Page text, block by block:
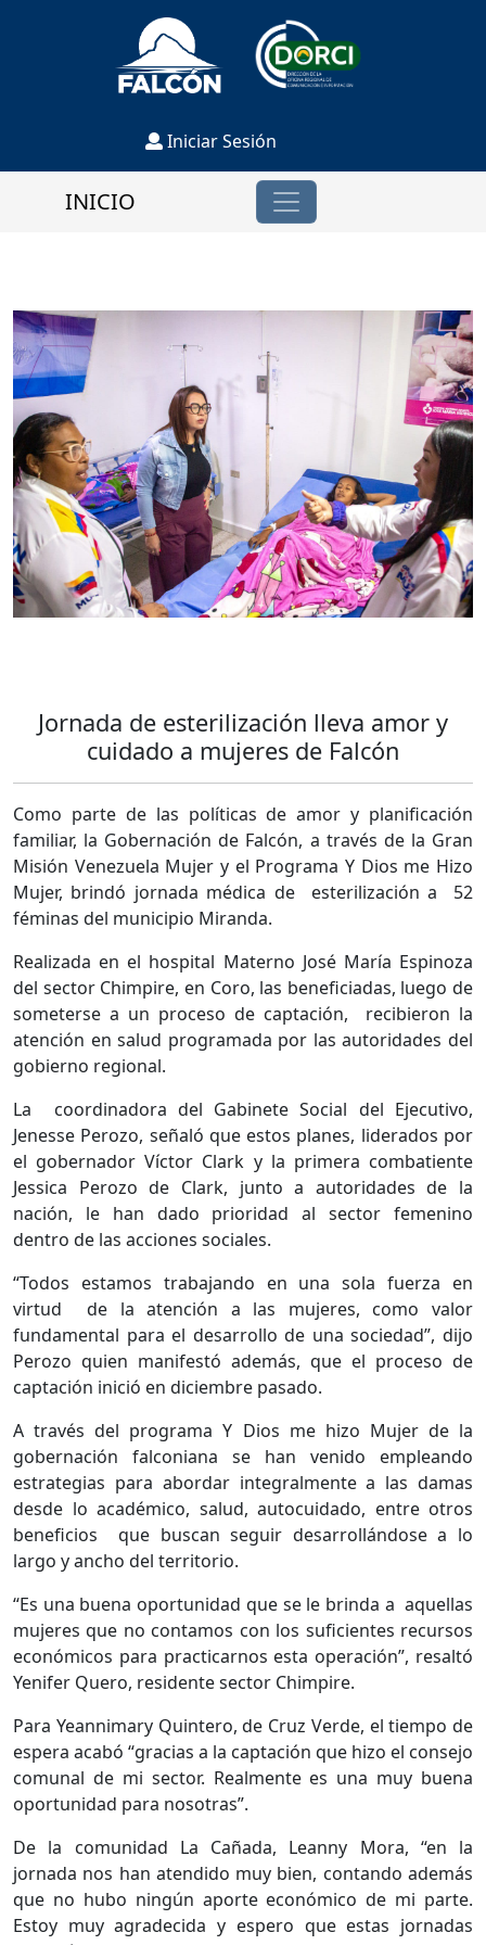
Iniciar Sesión
INICIO
Jornada de esterilización lleva amor y
cuidado a mujeres de Falcón
Como parte de las políticas de amor y planificación
familiar, la Gobernación de Falcón, a través de la Gran
Misión Venezuela Mujer y el Programa Y Dios me Hizo
Mujer, brindó jornada médica de esterilización a 52
féminas del municipio Miranda.
Realizada en el hospital Materno José María Espinoza
del sector Chimpire, en Coro, las beneficiadas, luego de
someterse a un proceso de captación, recibieron la
atención en salud programada por las autoridades del
gobierno regional.
La coordinadora del Gabinete Social del Ejecutivo,
Jenesse Perozo, señaló que estos planes, liderados por
el gobernador Víctor Clark y la primera combatiente
Jessica Perozo de Clark, junto a autoridades de la
nación, le han dado prioridad al sector femenino
dentro de las acciones sociales.
“Todos estamos trabajando en una sola fuerza en
virtud de la atención a las mujeres, como valor
fundamental para el desarrollo de una sociedad”, dijo
Perozo quien manifestó además, que el proceso de
captación inició en diciembre pasado.
A través del programa Y Dios me hizo Mujer de la
gobernación falconiana se han venido empleando
estrategias para abordar integralmente a las damas
desde lo académico, salud, autocuidado, entre otros
beneficios que buscan seguir desarrollándose a lo
largo y ancho del territorio.
“Es una buena oportunidad que se le brinda a aquellas
mujeres que no contamos con los suficientes recursos
económicos para practicarnos esta operación”, resaltó
Yenifer Quero, residente sector Chimpire.
Para Yeannimary Quintero, de Cruz Verde, el tiempo de
espera acabó “gracias a la captación que hizo el consejo
comunal de mi sector. Realmente es una muy buena
oportunidad para nosotras”.
De la comunidad La Cañada, Leanny Mora, “en la
jornada nos han atendido muy bien, contando además
que no hubo ningún aporte económico de mi parte.
Estoy muy agradecida y espero que estas jornadas